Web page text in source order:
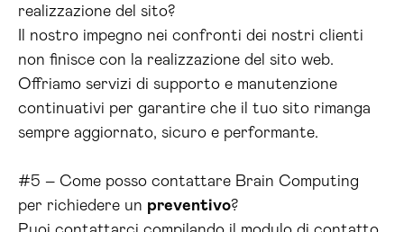
realizzazione del sito?
Il nostro impegno nei confronti dei nostri clienti
non finisce con la realizzazione del sito web.
Offriamo servizi di supporto e manutenzione
continuativi per garantire che il tuo sito rimanga
sempre aggiornato, sicuro e performante.
#5 – Come posso contattare Brain Computing
per richiedere un preventivo?